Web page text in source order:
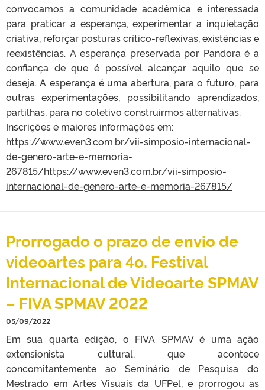
convocamos a comunidade acadêmica e interessada
para praticar a esperança, experimentar a inquietação
criativa, reforçar posturas crítico-reflexivas, existências e
reexistências. A esperança preservada por Pandora é a
confiança de que é possível alcançar aquilo que se
deseja. A esperança é uma abertura, para o futuro, para
outras experimentações, possibilitando aprendizados,
partilhas, para no coletivo construirmos alternativas.
Inscrições e maiores informações em:
https://www.even3.com.br/vii-simposio-internacional-
de-genero-arte-e-memoria-
267815/https://www.even3.com.br/vii-simposio-
internacional-de-genero-arte-e-memoria-267815/
Prorrogado o prazo de envio de
videoartes para 4o. Festival
Internacional de Videoarte SPMAV
– FIVA SPMAV 2022
05/09/2022
Em sua quarta edição, o FIVA SPMAV é uma ação
extensionista cultural, que acontece
concomitantemente ao Seminário de Pesquisa do
Mestrado em Artes Visuais da UFPel, e prorrogou as